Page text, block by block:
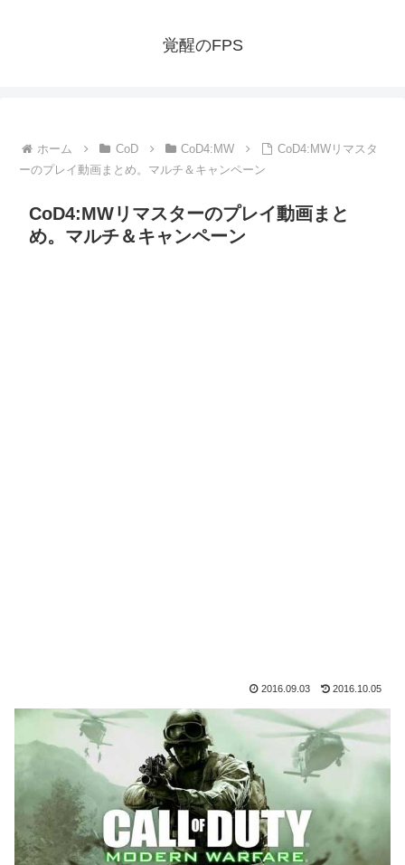
覚醒のFPS
ホーム CoD CoD4:MW
CoD4:MWリマスタ
ーのプレイ動画まとめ。マルチ＆キャンペーン
CoD4:MWリマスターのプレイ動画まと
め。マルチ＆キャンペーン
2016.09.03 2016.10.05